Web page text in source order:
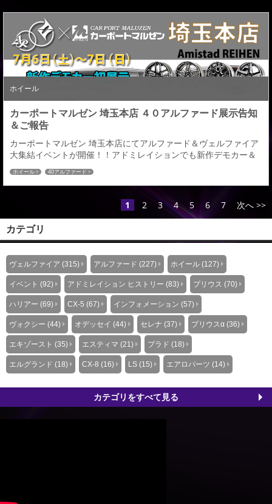
せていただきます。13日（土）はイエローハットとスタイルワゴ
ンとのコラボ企画で30/40...
ホイール
カーポートマルゼン 埼玉本店 ４０アルファード展示告知
＆ご報告
カーポートマルゼン 埼玉本店にてアルファード＆ヴェルファイア
大集結イベントが開催！！アドミレイションでも新作デモカー＆
ホイールの展示を下記期間を行います。 展示車両は完成したばか
りの４０アルファードのデモカーを下記の期間展示させていただ
きます。ホイールにつきましてはアミスタットライエンのブラッ
クスクリットマシニングの展示となります。皆様のご来店を心よ
りお待ちいたしております。 【場所】カーポートマ...
ホイール 40アルファード
1 2 3 4 5 6 7 次へ >>
カテゴリ
ヴェルファイア (315) アルファード (227) ホイール (127)
イベント (92) アドミレイション ヒストリー (83) プリウス (70)
ハリアー (69) CX-5 (67) インフォメーション (57)
ヴォクシー (44) オデッセイ (44) セレナ (37) プリウスα (36)
エキゾースト (35) エスティマ (21) プラド (18)
エルグランド (18) CX-8 (16) LS (15) エアロパーツ (14)
カテゴリをすべて見る